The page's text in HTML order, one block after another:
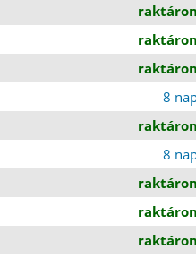
raktáron
raktáron
raktáron
8
raktáron
8
raktáron
raktáron
raktáron